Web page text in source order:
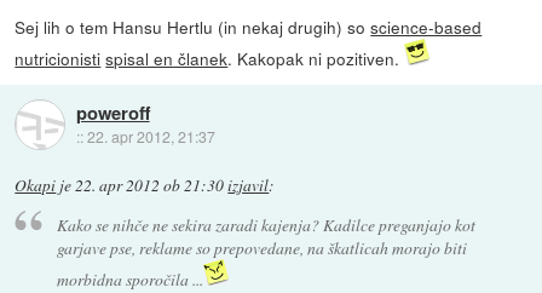
Sej lih o tem Hansu Hertlu (in nekaj drugih) soscience-based
nutricionisti spisal en članek. Kakopak ni pozitiven.
poweroff
::22. apr 2012, 21:37
Okapi je22. apr 2012 ob 21:30izjavil:
Kako se nihče ne sekira zaradi kajenja? Kadilce preganjajo kot
garjave pse, reklame so prepovedane, na škatlicah morajo biti
morbidna sporočila ...